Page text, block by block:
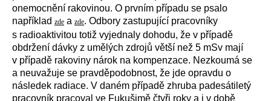
onemocnění rakovinou. O prvním případu se psalo
například zde a zde. Odbory zastupující pracovníky
s radioaktivitou totiž vyjednaly dohodu, že v případě
obdržení dávky z umělých zdrojů větší než 5 mSv mají
v případě rakoviny nárok na kompenzace. Nezkoumá se
a neuvažuje se pravděpodobnost, že jde opravdu o
následek radiace. V daném případě zhruba padesátiletý
pracovník pracoval ve Fukušimě čtyři roky a i v době